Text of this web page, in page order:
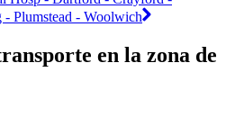
Plumstead - Woolwich
en la zona de